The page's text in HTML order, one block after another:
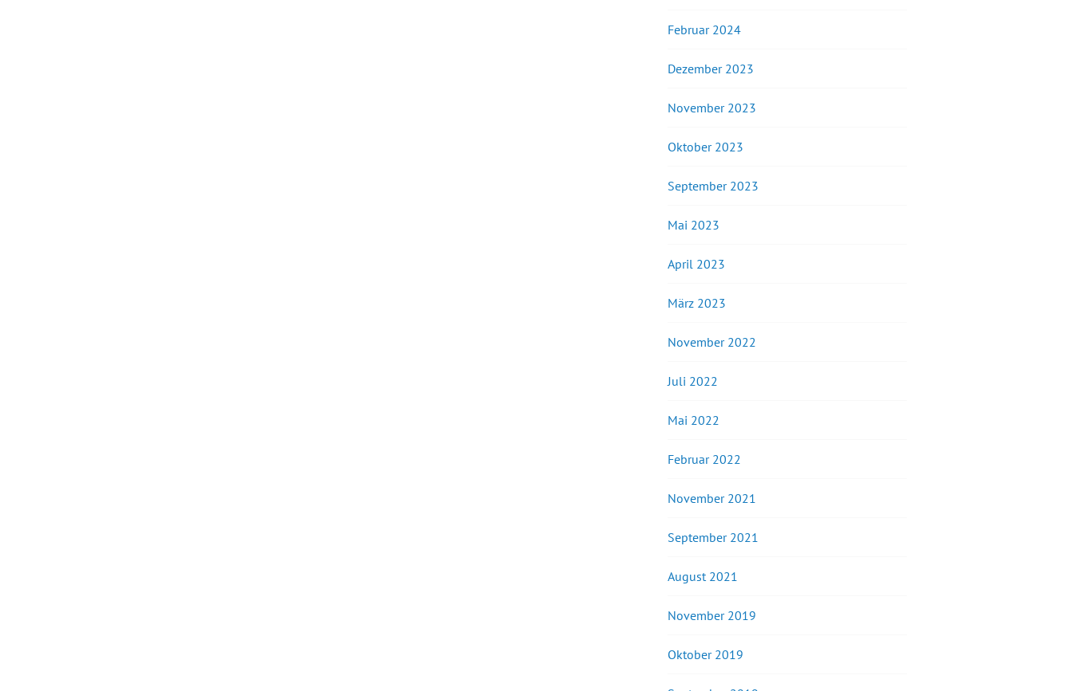
Februar 2024
Dezember 2023
November 2023
Oktober 2023
September 2023
Mai 2023
April 2023
März 2023
November 2022
Juli 2022
Mai 2022
Februar 2022
November 2021
September 2021
August 2021
November 2019
Oktober 2019